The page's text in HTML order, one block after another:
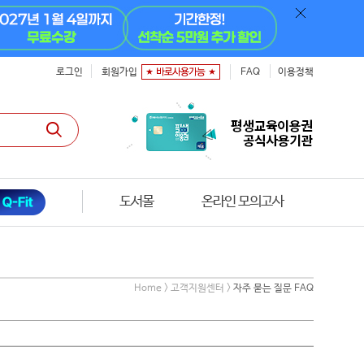
로그인 회원가입 FAQ 이용정책
도서몰 온라인 모의고사
Home > 고객지원센터 > 자주 묻는 질문 FAQ